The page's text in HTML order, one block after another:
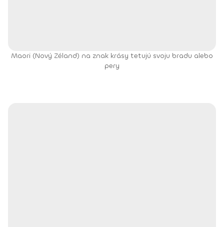
Maori (Nový Zéland) na znak krásy tetujú svoju bradu alebo
pery